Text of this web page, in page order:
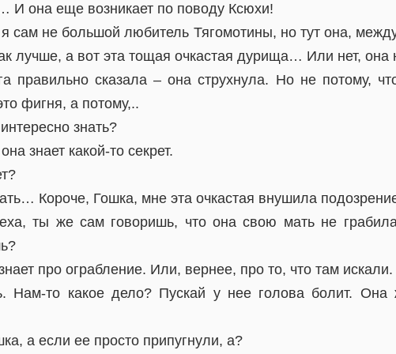
И она еще возникает по поводу Ксюхи!
сам не большой любитель Тягомотины, но тут она,
лучше, а вот эта тощая очкастая дурища… Или нет, она
правильно сказала – она струхнула. Но не потому,
фигня, а потому,..
знать?
знает какой-то секрет.
Короче, Гошка, мне эта очкастая внушила
ты же сам говоришь, что она свою мать не
про ограбление. Или, вернее, про то, что там
Нам-то какое дело? Пускай у нее голова болит.
а если ее просто припугнули, а?